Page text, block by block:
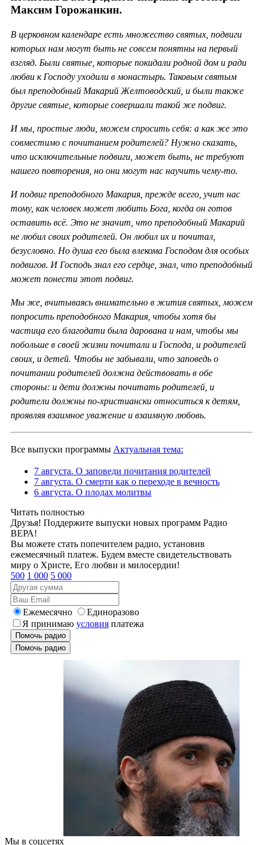
Максим Горожанкин.
В церковном календаре есть множество святых, подвиги
которых нам могут быть не совсем понятны на первый
взгляд. Были святые, которые покидали родной дом и ради
любви к Господу уходили в монастырь. Таковым святым
был преподобный Макарий Желтоводский, и были также
другие святые, которые совершали такой же подвиг.
И мы, простые люди, можем спросить себя: а как же это
совместимо с почитанием родителей? Нужно сказать,
что исключительные подвиги, может быть, не требуют
нашего повторения, но они могут нас научить чему-то.
И подвиг преподобного Макария, прежде всего, учит нас
тому, как человек может любить Бога, когда он готов
оставить всё. Это не значит, что преподобный Макарий
не любил своих родителей. Он любил их и почитал,
безусловно. Но душа его была влекома Господом для особых
подвигов. И Господь знал его сердце, знал, что преподобный
может понести этот подвиг.
Мы же, вчитываясь внимательно в жития святых, можем
попросить преподобного Макария, чтобы хотя бы
частица его благодати была дарована и нам, чтобы мы
побольше в своей жизни почитали и Господа, и родителей
своих, и детей. Чтобы не забывали, что заповедь о
почитании родителей должна действовать в обе
стороны: и дети должны почитать родителей, и
родители должны по-христиански относиться к детям,
проявляя взаимное уважение и взаимную любовь.
Все выпуски программы Актуальная тема:
7 августа. О заповеди почитания родителей
7 августа. О смерти как о переходе в вечность
6 августа. О плодах молитвы
Читать полностью
Друзья! Поддержите выпуски новых программ Радио
ВЕРА!
Вы можете стать попечителем радио, установив
ежемесячный платеж. Будем вместе свидетельствовать
миру о Христе, Его любви и милосердии!
500 1 000 5 000
Ежемесячно
Единоразово
Я принимаю условия платежа
Помочь радио
Помочь радио
Мы в соцсетях